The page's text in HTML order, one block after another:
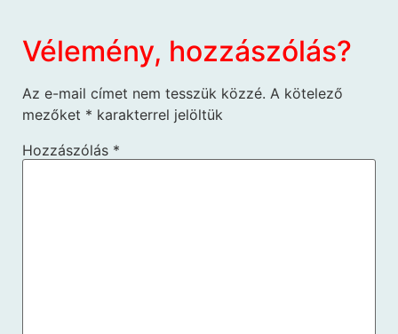
Vélemény, hozzászólás?
Az e-mail címet nem tesszük közzé. A kötelező
mezőket * karakterrel jelöltük
Hozzászólás *